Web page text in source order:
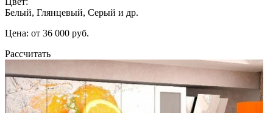
Белый, Глянцевый, Серый и др.
Цена: от 36 000 руб.
Рассчитать